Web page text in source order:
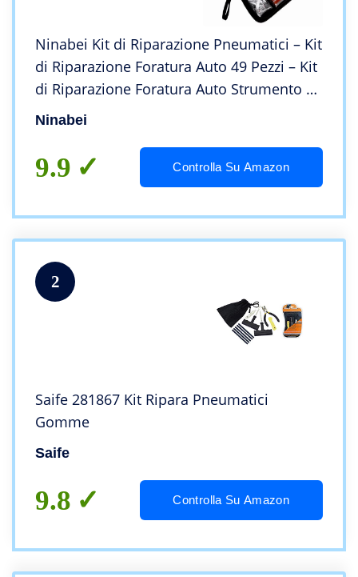
Ninabei Kit di Riparazione Pneumatici – Kit
di Riparazione Foratura Auto 49 Pezzi – Kit
di Riparazione Foratura Auto Strumento di
Riparazione Foratura
Ninabei
9.9 Controlla Su Amazon
2
Saife 281867 Kit Ripara Pneumatici
Gomme
Saife
9.8 Controlla Su Amazon